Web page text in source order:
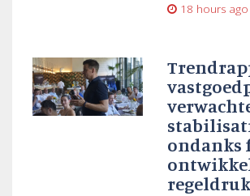
18 hours ago
ondanks
regeldruk